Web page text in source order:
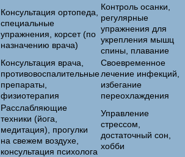
Консультация ортопеда,
специальные
упражнения, корсет (по
назначению врача)
Контроль осанки,
регулярные
упражнения для
укрепления мышц
спины, плавание
Консультация врача,
противовоспалительные
препараты,
физиотерапия
Своевременное
лечение инфекций,
избегание
переохлаждения
Расслабляющие
техники (йога,
медитация), прогулки
на свежем воздухе,
консультация психолога
Управление
стрессом,
достаточный сон,
хобби